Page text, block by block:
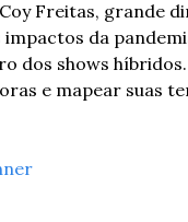
Freitas, grande
da
dos shows
e mapear suas